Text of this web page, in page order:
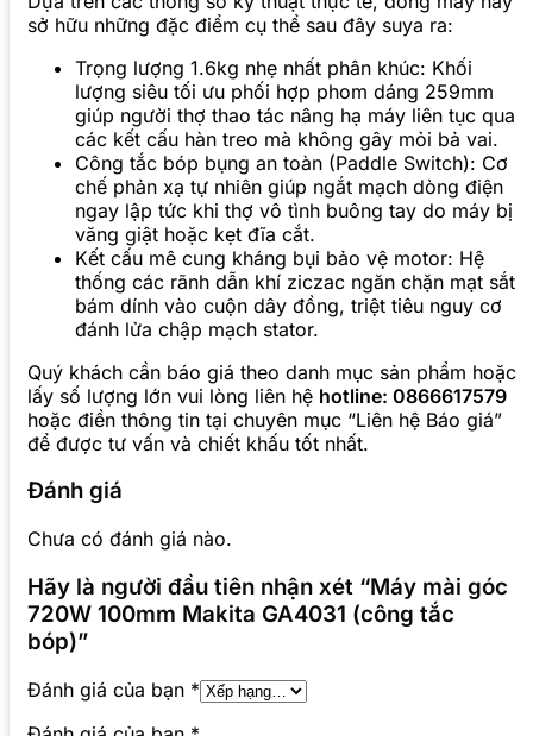
sở hữu những đặc điểm cụ thể sau đây suya ra:
Trọng lượng 1.6kg nhẹ nhất phân khúc: Khối
lượng siêu tối ưu phối hợp phom dáng 259mm
giúp người thợ thao tác nâng hạ máy liên tục qua
các kết cấu hàn treo mà không gây mỏi bả vai.
Công tắc bóp bụng an toàn (Paddle Switch): Cơ
chế phản xạ tự nhiên giúp ngắt mạch dòng điện
ngay lập tức khi thợ vô tình buông tay do máy bị
văng giật hoặc kẹt đĩa cắt.
Kết cấu mê cung kháng bụi bảo vệ motor: Hệ
thống các rãnh dẫn khí ziczac ngăn chặn mạt sắt
bám dính vào cuộn dây đồng, triệt tiêu nguy cơ
đánh lửa chập mạch stator.
Quý khách cần báo giá theo danh mục sản phẩm hoặc
lấy số lượng lớn vui lòng liên hệ hotline: 0866617579
hoặc điền thông tin tại chuyên mục “Liên hệ Báo giá”
để được tư vấn và chiết khấu tốt nhất.
Đánh giá
Chưa có đánh giá nào.
Hãy là người đầu tiên nhận xét “Máy mài góc
720W 100mm Makita GA4031 (công tắc
bóp)”
Đánh giá của bạn *